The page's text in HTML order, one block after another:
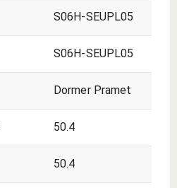
S06H-SEUPL05
S06H-SEUPL05
Dormer Pramet
50.4
50.4